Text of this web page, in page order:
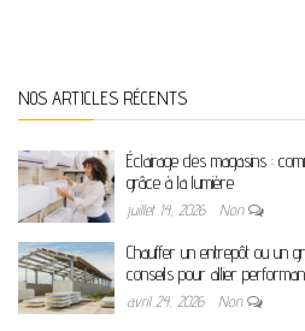
NOS ARTICLES RÉCENTS
Éclairage des magasins :
grâce à la lumière
juillet 14, 2026 Non
Chauffer un entrepôt ou un
conseils pour allier
avril 24, 2026 Non